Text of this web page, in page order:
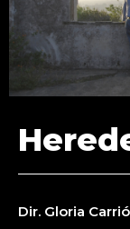
Dir. Gloria